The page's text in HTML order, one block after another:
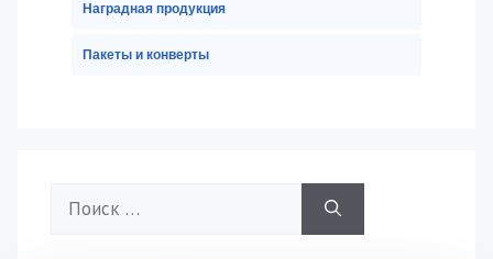
Наградная продукция
Пакеты и конверты